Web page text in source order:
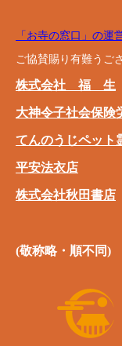
「お寺の窓口」の運
ご協賛賜り有難うご
株式会社 福 生
大神令子社会保険
てんのうじペット
平安法衣店
株式会社秋田書店
(敬称略・順不同)